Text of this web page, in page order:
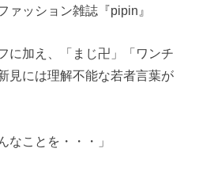
ァッション雑誌『pipin』
に加え、「まじ卍」「ワンチ
見には理解不能な若者言葉が
なことを・・・」